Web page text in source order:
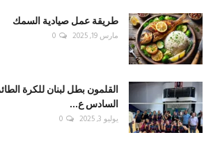
طريقة عمل صيادية السمك
مارس 19, 2025 0
القلمون بطل لبنان للكرة
السادس ع...
يوليو 3, 2025 0